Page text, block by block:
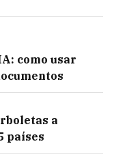
como usar
a
países